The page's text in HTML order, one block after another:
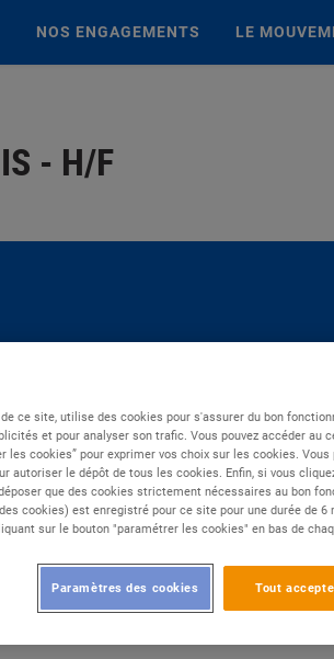
NOS ENGAGEMENTS LE
- H/F
de fabrication (Boucherie,
de ce site, utilise des cookies pour s'assurer du bon
et pour analyser son trafic. Vous pouvez accéder au
les cookies” pour exprimer vos choix sur les cookies.
autoriser le dépôt de tous les cookies. Enfin, si vous
que des cookies strictement nécessaires au bon
cookies) est enregistré pour ce site pour une durée de 6
sur le bouton "paramétrer les cookies" en bas de
Tout
Paramètres des cookies